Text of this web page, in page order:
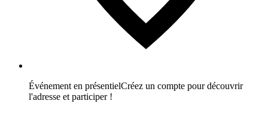
Événement en présentielCréez un compte pour découvrir
l'adresse et participer !